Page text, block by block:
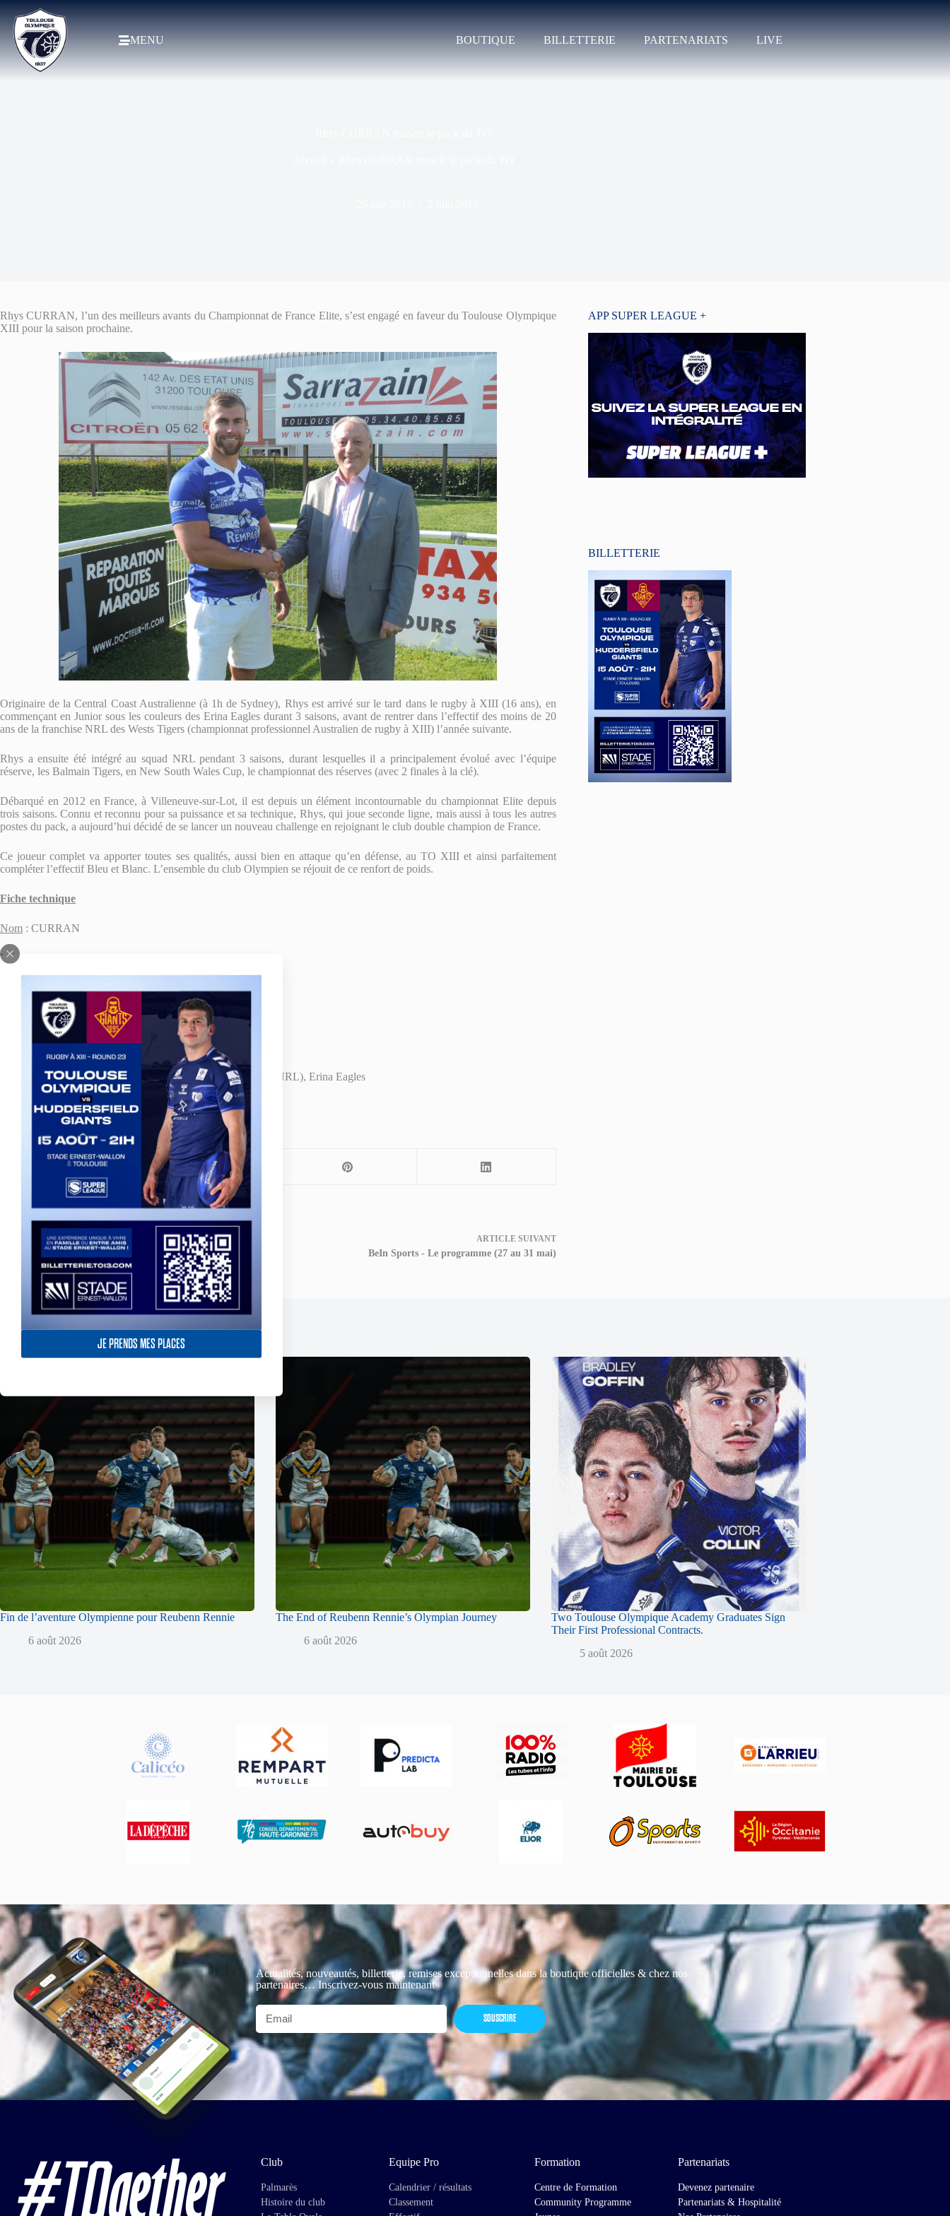
JE PRENDS MES PLACES
MENU BOUTIQUE BILLETTERIE PARTENARIATS LIVE
Rhys CURRAN, l’un des meilleurs avants du Championnat de France Elite, s’est engagé en faveur du Toulouse Olympique
XIII pour la saison prochaine.
Originaire de la Central Coast Australienne (à 1h de Sydney), Rhys est arrivé sur le tard dans le rugby à XIII (16 ans), en
commençant en Junior sous les couleurs des Erina Eagles durant 3 saisons, avant de rentrer dans l’effectif des moins de 20
ans de la franchise NRL des Wests Tigers (championnat professionnel Australien de rugby à XIII) l’année suivante.
Rhys a ensuite été intégré au squad NRL pendant 3 saisons, durant lesquelles il a principalement évolué avec l’équipe
réserve, les Balmain Tigers, en New South Wales Cup, le championnat des réserves (avec 2 finales à la clé).
Débarqué en 2012 en France, à Villeneuve-sur-Lot, il est depuis un élément incontournable du championnat Elite depuis
trois saisons. Connu et reconnu pour sa puissance et sa technique, Rhys, qui joue seconde ligne, mais aussi à tous les autres
postes du pack, a aujourd’hui décidé de se lancer un nouveau challenge en rejoignant le club double champion de France.
Ce joueur complet va apporter toutes ses qualités, aussi bien en attaque qu’en défense, au TO XIII et ainsi parfaitement
compléter l’effectif Bleu et Blanc. L’ensemble du club Olympien se réjouit de ce renfort de poids.
Fiche technique
Nom : CURRAN
Prénom
: 186 cm
: 105 kg
Clubs précédents: Villeneuve-sur-Lot (Elite 1), Wests Tigers (NRL), Erina Eagles
Partagez votre amour
France vs Serbie - Large victoire et des
Olympiens à leur avantage
ARTICLESUIVANT
BeIn Sports - Le programme (27 au 31 mai)
APP SUPER LEAGUE +
BILLETTERIE
Fin de l’aventure Olympienne pour Reubenn Rennie
6 août 2026
The End of Reubenn Rennie’s Olympian Journey
6 août 2026
Two Toulouse Olympique Academy Graduates Sign
Their First Professional Contracts.
5 août 2026
Actualités, nouveautés, billetterie, remises exceptionnelles dans la boutique officielles & chez nos
partenaires… Inscrivez-vous maintenant
SOUSCRIRE
Club
Palmarès
Histoire du club
Equipe Pro
Calendrier / résultats
Classement
Formation
Centre de Formation
Community Programme
Partenariats
Devenez partenaire
Partenariats & Hospitalité